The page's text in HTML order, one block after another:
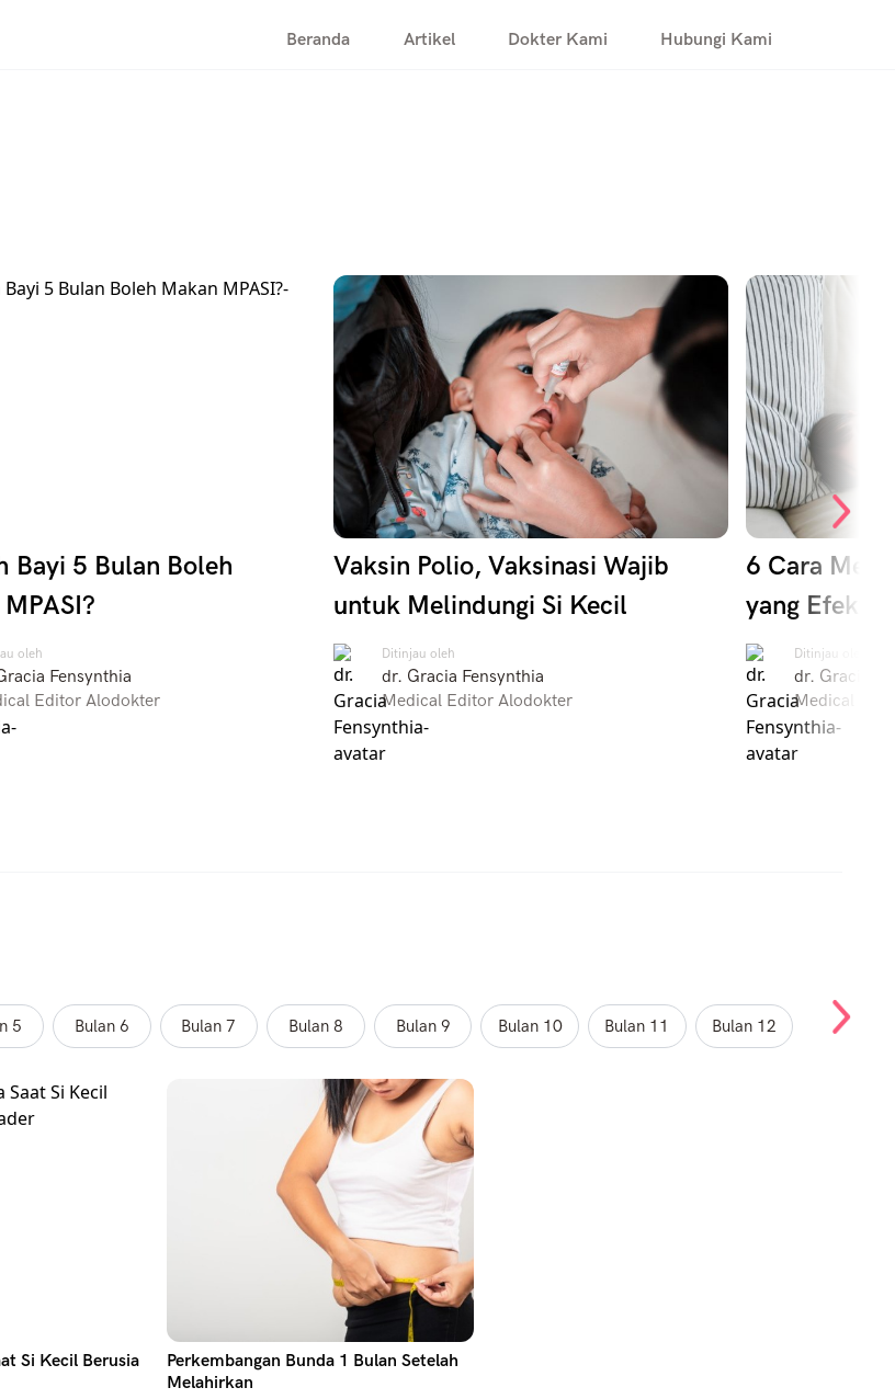
Beranda Artikel Dokter Kami Hubungi Kami
Bayi 5 Bulan Boleh
oleh
Fensynthia
Editor Alodokter
Vaksin Polio, Vaksinasi Wajib
untuk Melindungi Si Kecil
Ditinjau oleh
dr. Gracia Fensynthia
Medical Editor Alodokter
6 Cara
yang Efektif
Ditinjau oleh
dr. Gracia
Medical
5 Bulan 6 Bulan 7 Bulan 8 Bulan 9 Bulan 10 Bulan 11 Bulan 12
Si Kecil Berusia
Perkembangan Bunda 1 Bulan Setelah
Melahirkan